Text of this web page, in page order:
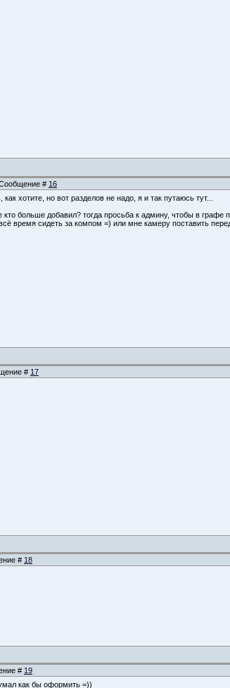
# 16
хотите, но вот разделов не надо, я и так путаюсь тут...
больше добавил? тогда просьба к админу, чтобы в графе
время сидеть за компом =) или мне камеру поставить
# 17
# 18
# 19
как бы оформить =))